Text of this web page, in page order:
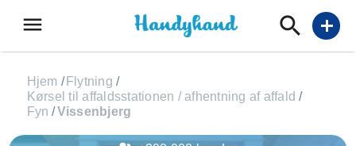
menu add
Hjem / Flytning /
Kørsel til affaldsstationen / afhentning af affald /
Fyn /Vissenbjerg